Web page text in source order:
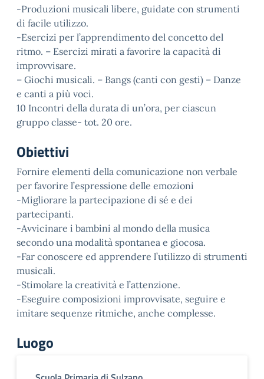
-Produzioni musicali libere, guidate con strumenti
di facile utilizzo.
-Esercizi per l’apprendimento del concetto del
ritmo. – Esercizi mirati a favorire la capacità di
improvvisare.
– Giochi musicali. – Bangs (canti con gesti) – Danze
e canti a più voci.
10 Incontri della durata di un’ora, per ciascun
gruppo classe- tot. 20 ore.
Obiettivi
Fornire elementi della comunicazione non verbale
per favorire l’espressione delle emozioni
-Migliorare la partecipazione di sé e dei
partecipanti.
-Avvicinare i bambini al mondo della musica
secondo una modalità spontanea e giocosa.
-Far conoscere ed apprendere l’utilizzo di strumenti
musicali.
-Stimolare la creatività e l’attenzione.
-Eseguire composizioni improvvisate, seguire e
imitare sequenze ritmiche, anche complesse.
Luogo